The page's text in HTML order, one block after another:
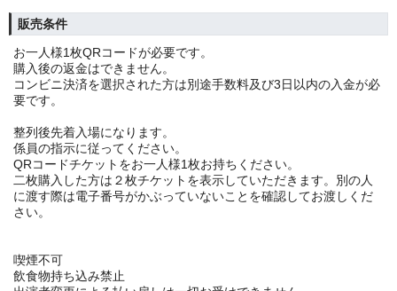
販売条件
お一人様1枚QRコードが必要です。
購入後の返金はできません。
コンビニ決済を選択された方は別途手数料及び3日以内の入金が必
要です。
整列後先着入場になります。
係員の指示に従ってください。
QRコードチケットをお一人様1枚お持ちください。
二枚購入した方は２枚チケットを表示していただきます。別の人
に渡す際は電子番号がかぶっていないことを確認してお渡しくだ
さい。
喫煙不可
飲食物持ち込み禁止